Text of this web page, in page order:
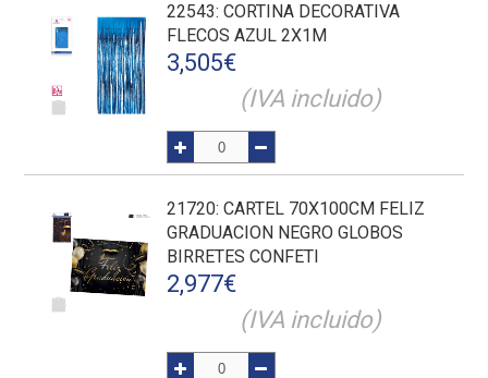
22543: CORTINA DECORATIVA
FLECOS AZUL 2X1M
3,505€
(IVA incluido)
21720: CARTEL 70X100CM FELIZ
GRADUACION NEGRO GLOBOS
BIRRETES CONFETI
2,977€
(IVA incluido)